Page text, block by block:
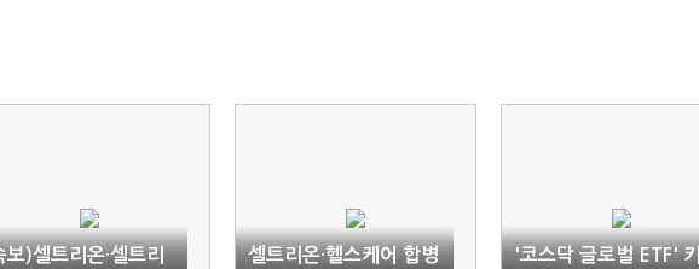
보)셀트리온·셀트리
셀트리온·헬스케어 합병
'코스닥 글로벌 ETF'